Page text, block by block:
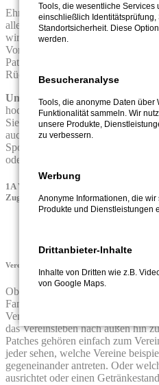
Ehrenwort! Bei uns erhalten Sie
allem 1A-Kreativität. Wie immer
wir verwandeln es in einen
Vorstellungen. Traditionell, sportiv
Patches setzen Ihre Wünsche um.
Rückennummern und Labels für
Unser Extratipp für Kassenwart
hochwertigen attraktiven Patches
Sie nicht nur die Bindung der
auch noch zusätzliche Einnahmen
Sportvereinen werden
oder zum Tausch zu Wettbewerben
1A Vereins - Aufnäher - das besondere
Zugehörigkeit
Vereinslogo-Aufnäher oder Vereinswappen-
Ob Fußballverein, Musikverein,
Fanclub ... eines haben alle Vereine
Vereinsabzeichen oder
das Vereinsleben nach außen hin
Patches gehören einfach zum
jeder sehen, welche Vereine
gegeneinander antreten. Oder
ausrichtet oder einen
Tools, die wesentliche Services
einschließlich Identitätsprüfung,
Standortsicherheit. Diese
werden.
Besucheranalyse
Tools, die anonyme Daten über
Funktionalität sammeln. Wir
unsere Produkte,
zu verbessern.
Werbung
Anonyme Informationen, die
Produkte und Dienstleistungen
Drittanbieter-Inhalte
Inhalte von Dritten wie z.B.
von Google Maps.